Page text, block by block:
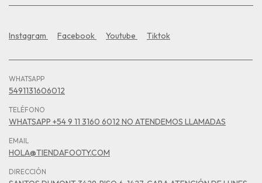
Instagram Facebook Youtube Tiktok
WHATSAPP
5491131606012
TELÉFONO
WHATSAPP +54 9 11 3160 6012 NO ATENDEMOS LLAMADAS
EMAIL
HOLA@TIENDAFOOTY.COM
DIRECCIÓN